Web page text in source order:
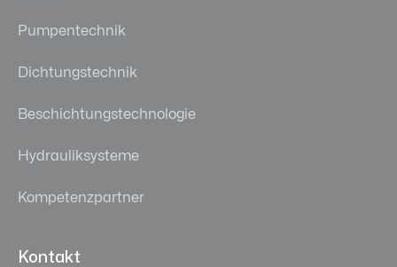
Pumpentechnik
Dichtungstechnik
Beschichtungstechnologie
Hydrauliksysteme
Kompetenzpartner
Kontakt